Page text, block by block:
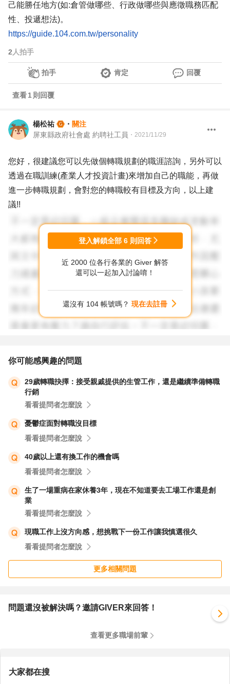
己能勝任地方(如:倉管做哪些、行政做哪些與應徵職務匹配
性、投遞想法)。
https://guide.104.com.tw/personality
2 人拍手
拍手 肯定 回覆
查看1 則回覆
楊松祐 ・ 關注
屏東縣政府社會處 約聘社工員 ・ 2021/11/29
您好，很建議您可以先做個轉職規劃的職涯諮詢，另外可以
透過在職訓練(產業人才投資計畫)來增加自己的職能，再做
進一步轉職規劃，會對您的轉職較有目標及方向，以上建
議!!
登入解鎖全部 6 則回答
近 2000 位各行各業的 Giver 解答
還可以一起加入討論唷！
還沒有 104 帳號嗎？ 現在去註冊
你可能感興趣的問題
29歲轉職抉擇：接受親戚提供的生管工作，還是繼續準備轉職
行銷
看看提問者怎麼說
憂鬱症面對轉職沒目標
看看提問者怎麼說
40歲以上還有換工作的機會嗎
看看提問者怎麼說
生了一場重病在家休養3年，現在不知道要去工場工作還是創
業
看看提問者怎麼說
現職工作上沒方向感，想挑戰下一份工作讓我慎選很久
看看提問者怎麼說
更多相關問題
問題還沒被解決嗎？邀請GIVER來回答！
查看更多職場前輩
大家都在搜